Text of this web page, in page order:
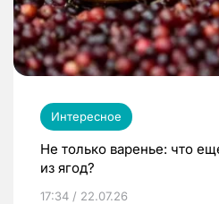
Интересное
Не только варенье: что
из ягод?
17:34 / 22.07.26